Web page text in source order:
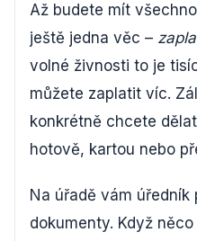
Až budete mít
ještě jedna věc –
volné živnosti to je
můžete zaplatit víc.
konkrétně chcete
hotově, kartou nebo
Na úřadě vám úředník
dokumenty. Když